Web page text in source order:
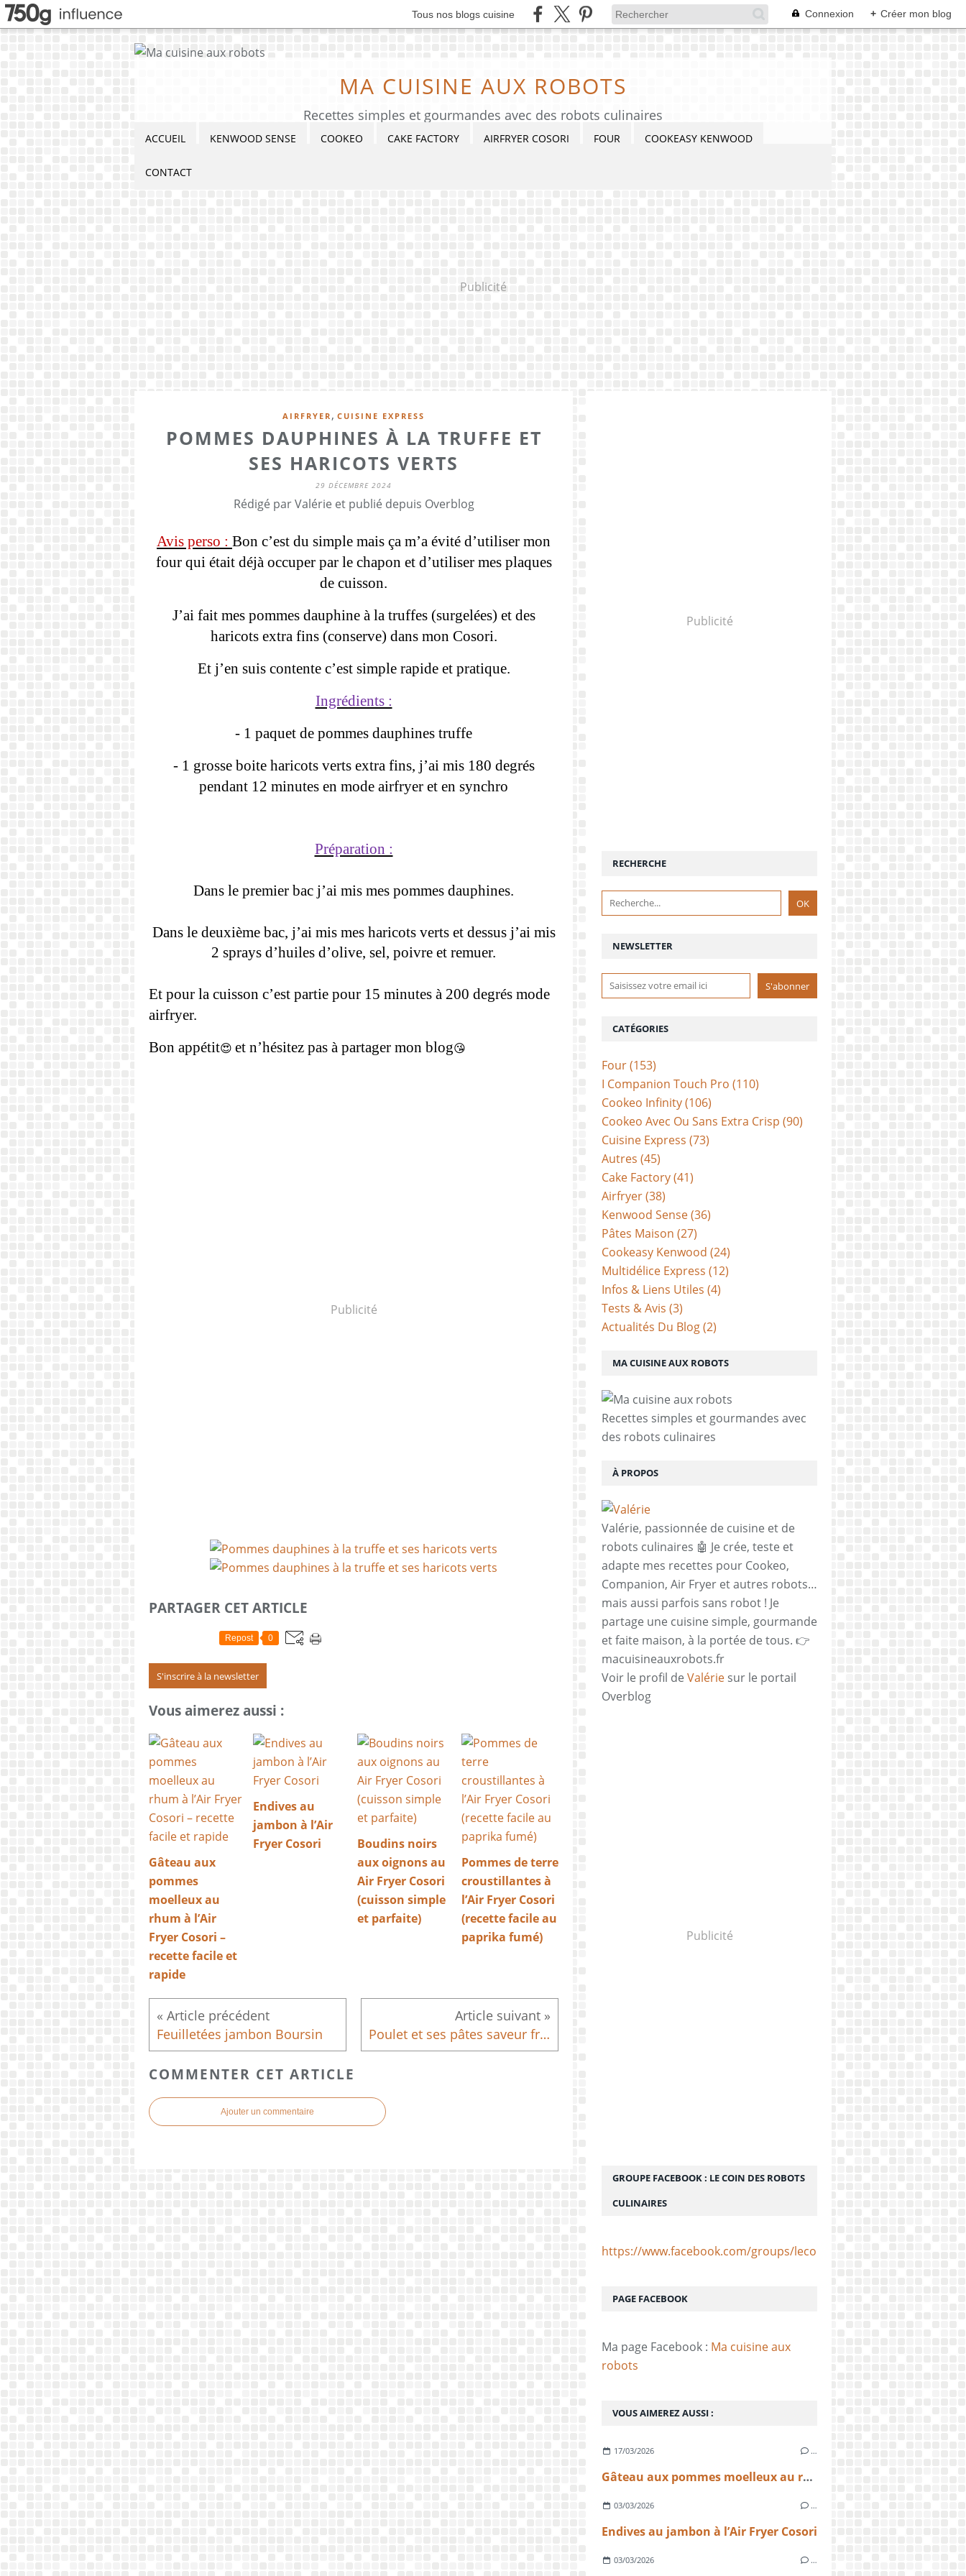
Tous nos blogs cuisine Connexion + Créer mon blog
MA CUISINE AUX ROBOTS
Recettes simples et gourmandes avec des robots culinaires
ACCUEIL KENWOOD SENSE COOKEO CAKE FACTORY AIRFRYER COSORI FOUR COOKEASY KENWOOD
CONTACT
Publicité
AIRFRYER , CUISINE EXPRESS
POMMES DAUPHINES À LA TRUFFE ET
SES HARICOTS VERTS
29 DÉCEMBRE 2024
Rédigé par Valérie et publié depuis Overblog
Avis perso : Bon c’est du simple mais ça m’a évité d’utiliser mon
four qui était déjà occuper par le chapon et d’utiliser mes plaques
de cuisson.
J’ai fait mes pommes dauphine à la truffes (surgelées) et des
haricots extra fins (conserve) dans mon Cosori.
Et j’en suis contente c’est simple rapide et pratique.
Ingrédients :
- 1 paquet de pommes dauphines truffe
- 1 grosse boite haricots verts extra fins, j’ai mis 180 degrés
pendant 12 minutes en mode airfryer et en synchro
Préparation :
Dans le premier bac j’ai mis mes pommes dauphines.
Dans le deuxième bac, j’ai mis mes haricots verts et dessus j’ai mis
2 sprays d’huiles d’olive, sel, poivre et remuer.
Et pour la cuisson c’est partie pour 15 minutes à 200 degrés mode
airfryer.
Bon appétit😍 et n’hésitez pas à partager mon blog😘
Publicité
PARTAGER CET ARTICLE
Repost 0
S'inscrire à la newsletter
Vous aimerez aussi :
Gâteau aux
pommes
moelleux au
rhum à l’Air
Fryer Cosori –
recette facile et
rapide
Endives au
jambon à l’Air
Fryer Cosori
Boudins noirs
aux oignons au
Air Fryer Cosori
(cuisson simple
et parfaite)
Pommes de terre
croustillantes à
l’Air Fryer Cosori
(recette facile au
paprika fumé)
Feuilletées jambon Boursin Poulet et ses pâtes saveur fromage raclette fumé au four
COMMENTER CET ARTICLE
Ajouter un commentaire
Publicité
NEWSLETTER
RECHERCHE
MA CUISINE AUX ROBOTS
Recettes simples et gourmandes avec
des robots culinaires
À PROPOS
Valérie, passionnée de cuisine et de
robots culinaires 🤖 Je crée, teste et
adapte mes recettes pour Cookeo,
Companion, Air Fryer et autres robots…
mais aussi parfois sans robot ! Je
partage une cuisine simple, gourmande
et faite maison, à la portée de tous. 👉
macuisineauxrobots.fr
Voir le profil de Valérie sur le portail
Overblog
Publicité
VOUS AIMEREZ AUSSI :
17/03/2026 …
Gâteau aux pommes moelleux au rhum à l’Air Fryer Cosori – recette facile et rapide
03/03/2026 …
Endives au jambon à l’Air Fryer Cosori
03/03/2026 …
CATÉGORIES
Four(153)
I Companion Touch Pro (110)
Cookeo Infinity(106)
Cookeo Avec Ou Sans Extra Crisp (90)
Cuisine Express (73)
Autres (45)
Cake Factory(41)
Airfryer(38)
Kenwood Sense(36)
Pâtes Maison (27)
Cookeasy Kenwood (24)
Multidélice Express (12)
Infos & Liens Utiles (4)
Tests & Avis (3)
Actualités Du Blog(2)
PAGE FACEBOOK
Ma page Facebook : Ma cuisine aux
robots
GROUPE FACEBOOK : LE COIN DES ROBOTS
CULINAIRES
https://www.facebook.com/groups/lecoindesrobotsculinaires